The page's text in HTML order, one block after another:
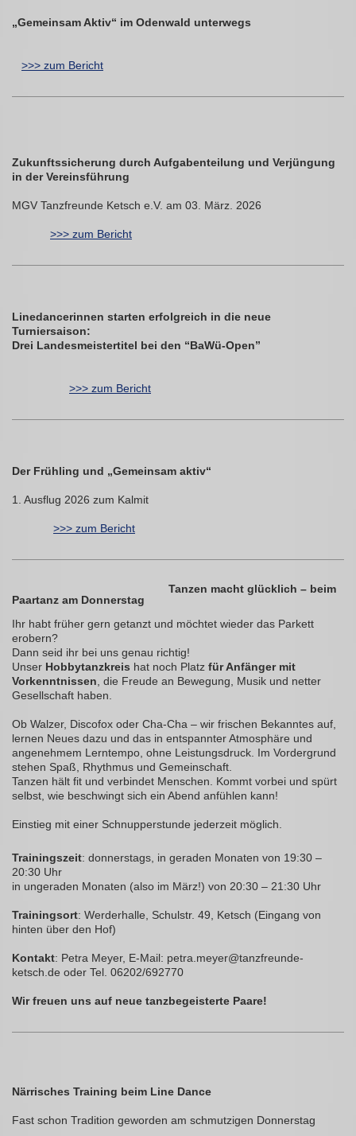
„Gemeinsam Aktiv“ im Odenwald unterwegs
>>> zum Bericht
Zukunftssicherung durch Aufgabenteilung und Verjüngung
in der Vereinsführung
MGV Tanzfreunde Ketsch e.V. am 03. März. 2026
>>> zum Bericht
Linedancerinnen starten erfolgreich in die neue
Turniersaison:
Drei Landesmeistertitel bei den “BaWü-Open”
>>> zum Bericht
Der Frühling und „Gemeinsam aktiv“
1. Ausflug 2026 zum Kalmit
>>> zum Bericht
Tanzen macht glücklich – beim
Paartanz am Donnerstag
Ihr habt früher gern getanzt und möchtet wieder das Parkett
erobern?
Dann seid ihr bei uns genau richtig!
Unser Hobbytanzkreis hat noch Platz für Anfänger mit
Vorkenntnissen , die Freude an Bewegung, Musik und netter
Gesellschaft haben.
Ob Walzer, Discofox oder Cha-Cha – wir frischen Bekanntes auf,
lernen Neues dazu und das in entspannter Atmosphäre und
angenehmem Lerntempo, ohne Leistungsdruck. Im Vordergrund
stehen Spaß, Rhythmus und Gemeinschaft.
Tanzen hält fit und verbindet Menschen. Kommt vorbei und spürt
selbst, wie beschwingt sich ein Abend anfühlen kann!
Einstieg mit einer Schnupperstunde jederzeit möglich.
Trainingszeit: donnerstags, in geraden Monaten von 19:30 –
20:30 Uhr
in ungeraden Monaten (also im März!) von 20:30 – 21:30 Uhr
Trainingsort: Werderhalle, Schulstr. 49, Ketsch (Eingang von
hinten über den Hof)
Kontakt: Petra Meyer, E-Mail: petra.meyer@tanzfreunde-
ketsch.de oder Tel. 06202/692770
Wir freuen uns auf neue tanzbegeisterte Paare!
Närrisches Training beim Line Dance
Fast schon Tradition geworden am schmutzigen Donnerstag